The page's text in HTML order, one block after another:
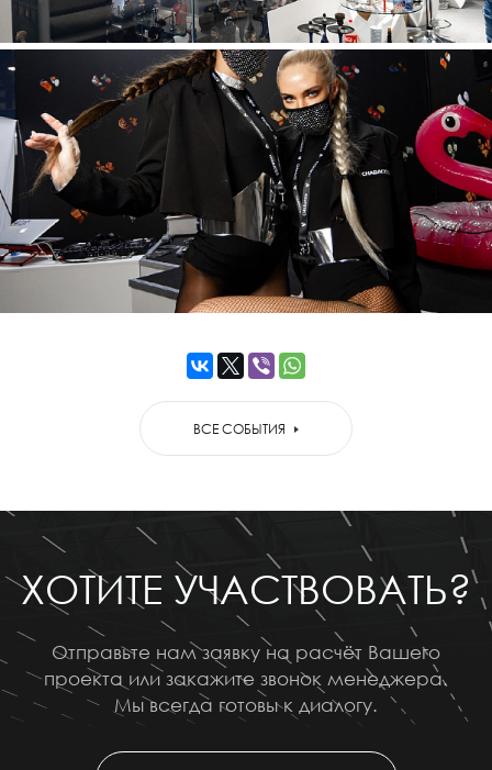
ВСЕ СОБЫТИЯ
ХОТИТЕ УЧАСТВОВАТЬ?
Отправьте нам заявку на расчёт Вашего
проекта или закажите звонок менеджера.
Мы всегда готовы к диалогу.